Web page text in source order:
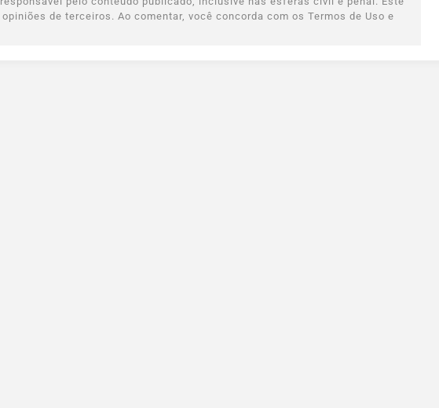
de terceiros. Ao comentar, você concorda com os Termos de Uso e